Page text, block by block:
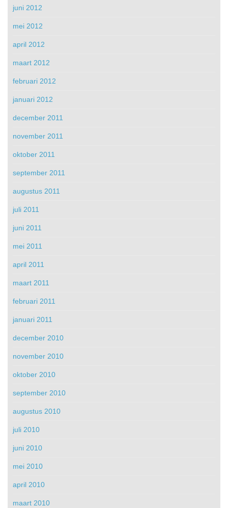
juni 2012
mei 2012
april 2012
maart 2012
februari 2012
januari 2012
december 2011
november 2011
oktober 2011
september 2011
augustus 2011
juli 2011
juni 2011
mei 2011
april 2011
maart 2011
februari 2011
januari 2011
december 2010
november 2010
oktober 2010
september 2010
augustus 2010
juli 2010
juni 2010
mei 2010
april 2010
maart 2010